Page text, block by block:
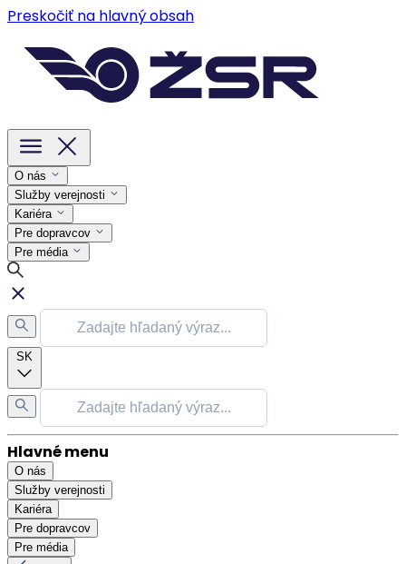
Preskočiť na hlavný obsah
O nás
Služby verejnosti
Kariéra
Pre dopravcov
Pre média
SK
Hlavné menu
O nás
Služby verejnosti
Kariéra
Pre dopravcov
Pre média